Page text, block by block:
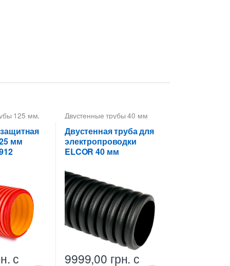
125 мм,
ДКС
мм
с
Двустенные трубы 40 мм
Двустенная труба для
электропроводки
ELCOR 40 мм
9999,00 грн. с